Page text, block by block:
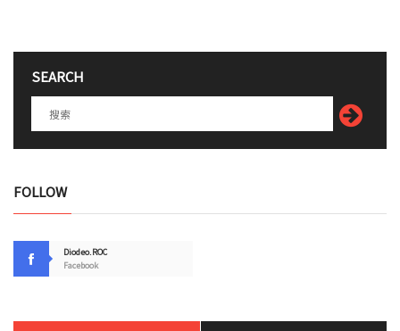
SEARCH
FOLLOW
Diodeo.ROC
Facebook